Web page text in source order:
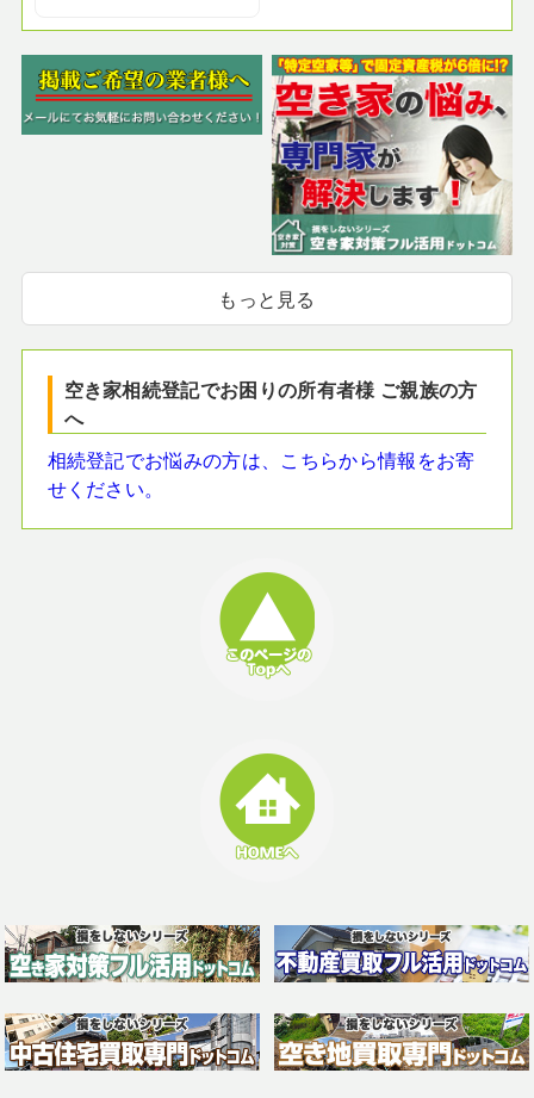
もっと見る
空き家相続登記でお困りの所有者様 ご親族の方
へ
相続登記でお悩みの方は、こちらから情報をお寄
せください。